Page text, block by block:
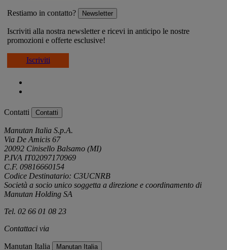
Restiamo in contatto? Newsletter
Iscriviti alla nostra newsletter e ricevi in anticipo le nostre
promozioni e offerte esclusive!
Iscriviti
Contatti Contatti
Manutan Italia S.p.A.
Via De Amicis 67
20092 Cinisello Balsamo (MI)
P.IVA IT02097170969
C.F. 09816660154
Codice Destinatario: C3UCNRB
Società a socio unico soggetta a direzione e coordinamento di
Manutan Holding SA
Tel. 02 66 01 08 23
Contattaci via
Manutan Italia Manutan Italia